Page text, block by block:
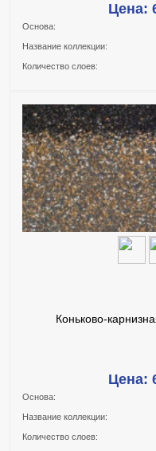
Цена:
Основа:
Название коллекции:
Количество слоев:
Коньково-
Цена:
Основа:
Название коллекции:
Количество слоев: